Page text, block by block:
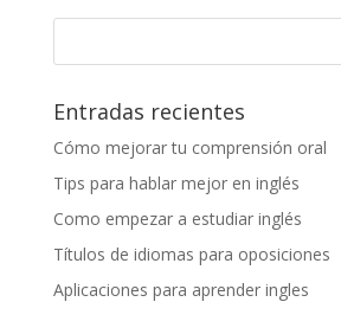
Entradas recientes
Cómo mejorar tu comprensión oral
Tips para hablar mejor en inglés
Como empezar a estudiar inglés
Títulos de idiomas para oposiciones
Aplicaciones para aprender ingles